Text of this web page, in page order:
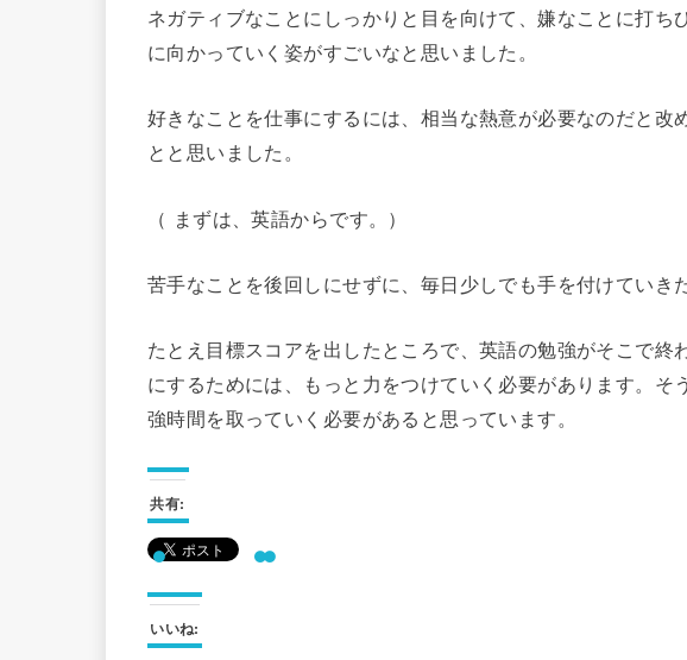
ネガティブなことにしっかりと目を向けて、嫌なことに打
に向かっていく姿がすごいなと思いました。
好きなことを仕事にするには、相当な熱意が必要なのだと改
とと思いました。
（ まずは、英語からです。）
苦手なことを後回しにせずに、毎日少しでも手を付けていき
たとえ目標スコアを出したところで、英語の勉強がそこで
にするためには、もっと力をつけていく必要があります。
強時間を取っていく必要があると思っています。
共有:
いいね: